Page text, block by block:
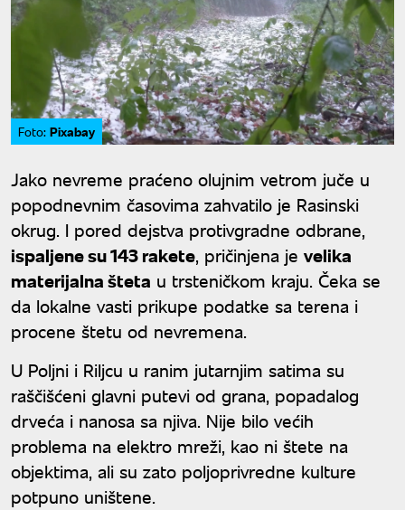
Foto: Pixabay
Jako nevreme praćeno olujnim vetrom juče u
popodnevnim časovima zahvatilo je Rasinski
okrug. I pored dejstva protivgradne odbrane,
ispaljene su 143 rakete, pričinjena je velika
materijalna šteta u trsteničkom kraju. Čeka se
da lokalne vasti prikupe podatke sa terena i
procene štetu od nevremena.
U Poljni i Riljcu u ranim jutarnjim satima su
raščišćeni glavni putevi od grana, popadalog
drveća i nanosa sa njiva. Nije bilo većih
problema na elektro mreži, kao ni štete na
objektima, ali su zato poljoprivredne kulture
potpuno uništene.